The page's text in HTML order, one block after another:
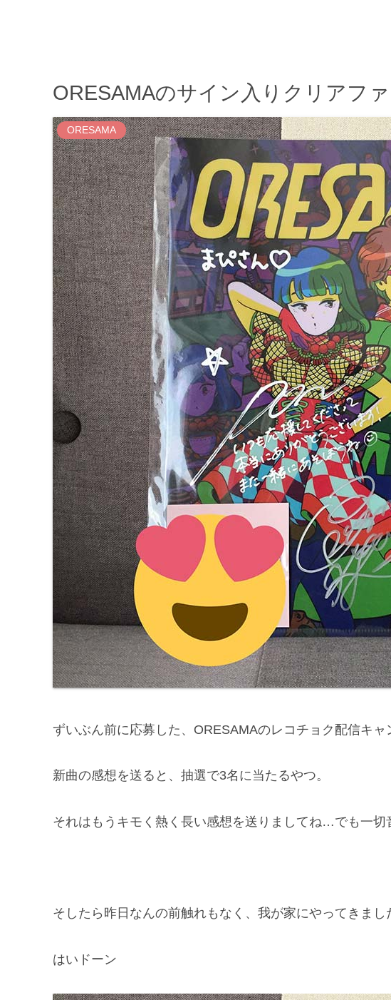
ORESAMAのサイン入りクリアフ
ORESAMA
ずいぶん前に応募した、ORESAMAのレコチョク配信キャ
新曲の感想を送ると、抽選で3名に当たるやつ。
それはもうキモく熱く長い感想を送りましてね…でも一
そしたら昨日なんの前触れもなく、我が家にやってきまし
はいドーン